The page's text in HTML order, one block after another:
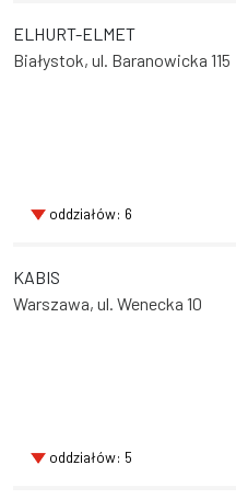
ELHURT-ELMET
Białystok, ul. Baranowicka 115
oddziałów: 6
KABIS
Warszawa, ul. Wenecka 10
oddziałów: 5